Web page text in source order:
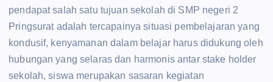
pendapat salah satu tujuan sekolah di SMP negeri 2
Pringsurat adalah tercapainya situasi pembelajaran yang
kondusif, kenyamanan dalam belajar harus didukung oleh
hubungan yang selaras dan harmonis antar stake holder
sekolah, siswa merupakan sasaran kegiatan